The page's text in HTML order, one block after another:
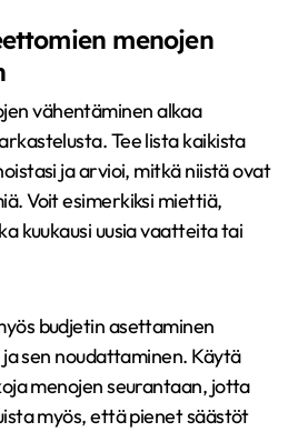
menojen
vähentäminen alkaa
Tee lista kaikista
ja arvioi, mitkä niistä ovat
Voit esimerkiksi miettiä,
kuukausi uusia vaatteita tai
budjetin asettaminen
ja sen noudattaminen. Käytä
menojen seurantaan, jotta
myös, että pienet säästöt